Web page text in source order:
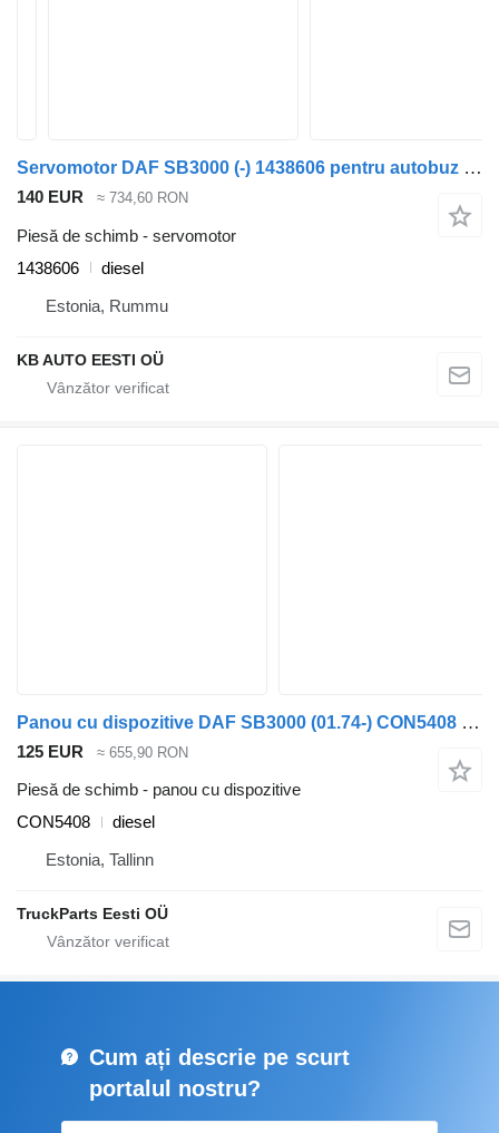
Servomotor DAF SB3000 (-) 1438606 pentru autobuz DAF MB, B, FHD, EOS, DB, SB (1970-2001)
140 EUR ≈ 734,60 RON
Piesă de schimb - servomotor
1438606
diesel
Estonia, Rummu
KB AUTO EESTI OÜ
Panou cu dispozitive DAF SB3000 (01.74-) CON5408 pentru autobuz DAF MB, B, FHD, EOS, DB, SB Bus (1970-2001)
125 EUR ≈ 655,90 RON
Piesă de schimb - panou cu dispozitive
CON5408
diesel
Estonia, Tallinn
TruckParts Eesti OÜ
Cum ați descrie pe scurt
portalul nostru?